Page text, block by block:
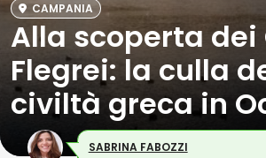
CAMPANIA
Alla scoperta dei
Flegrei: la culla
civiltà greca in
SABRINA FABOZZI